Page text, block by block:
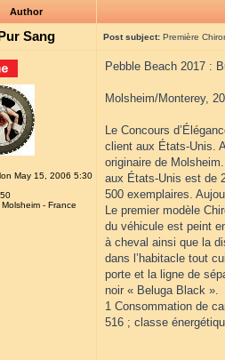
Author
Pur Sang Post subject: Première
May 15, 2006 5:30
Molsheim - France
Pebble Beach 2017 :
Molsheim/Monterey,
Le Concours
client aux États-Unis.
originaire de
aux États-Unis est de
500 exemplaires.
Le premier modèle
du véhicule est peint
à cheval ainsi que la
dans l’habitacle tout
porte et la ligne de
noir « Beluga Black ».
1 Consommation de
516 ; classe